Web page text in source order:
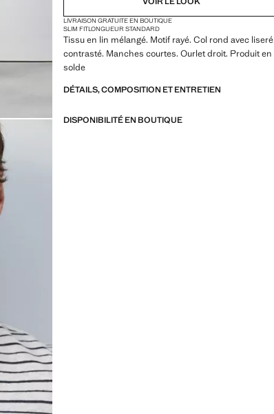
LIVRAISON GRATUITE EN BOUTIQUE
SLIM FITLONGUEUR STANDARD
Tissu en lin mélangé. Motif rayé. Col rond avec liseré
contrasté. Manches courtes. Ourlet droit. Produit en
solde
DÉTAILS, COMPOSITION ET ENTRETIEN
DISPONIBILITÉ EN BOUTIQUE